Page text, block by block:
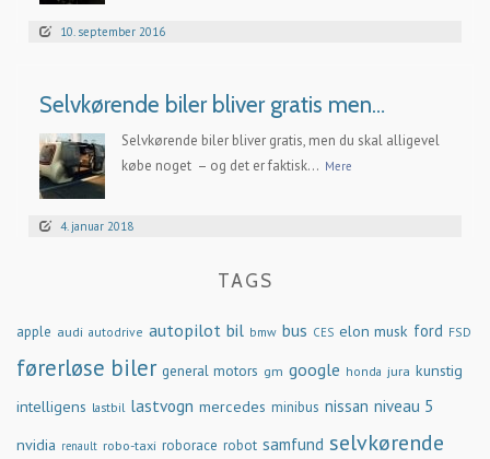
10. september 2016
Selvkørende biler bliver gratis men…
Selvkørende biler bliver gratis, men du skal alligevel
købe noget – og det er faktisk... Mere
4. januar 2018
TAGS
apple audi autodrive autopilot bil bmw bus CES elon musk ford FSD
førerløse biler general motors gm google honda jura kunstig
intelligens lastbil lastvogn mercedes minibus nissan niveau 5
nvidia renault robo-taxi roborace robot samfund selvkørende